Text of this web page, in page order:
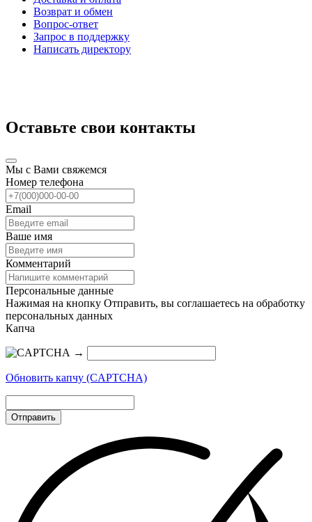
Возврат и обмен
Вопрос-ответ
Запрос в поддержку
Написать директору
Оставьте свои контакты
Мы с Вами свяжемся
Номер телефона
Email
Ваше имя
Комментарий
Персональные данные
Нажимая на кнопку Отправить, вы соглашаетесь на обработку
персональных данных
Капча
→
Обновить капчу (CAPTCHA)
Отправить